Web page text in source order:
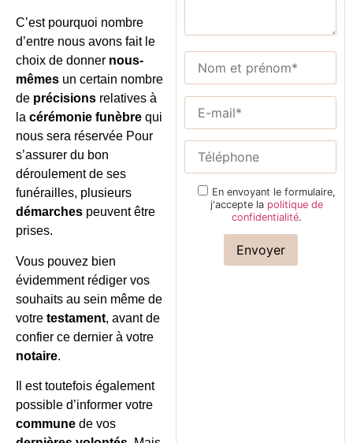
C’est pourquoi nombre
d’entre nous avons fait le
choix de donner nous-
mêmes un certain nombre
de précisions relatives à
la cérémonie funèbre qui
nous sera réservée Pour
s’assurer du bon
déroulement de ses
funérailles, plusieurs
démarches peuvent être
prises.
Vous pouvez bien
évidemment rédiger vos
souhaits au sein même de
votre testament, avant de
confier ce dernier à votre
notaire.
Il est toutefois également
possible d’informer votre
commune de vos
En envoyant le formulaire,
j'accepte la politique de
confidentialité.